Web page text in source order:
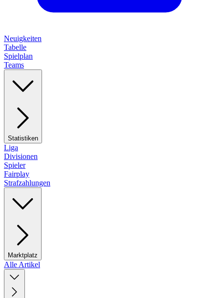
Neuigkeiten
Tabelle
Spielplan
Teams
Statistiken
Liga
Divisionen
Spieler
Fairplay
Strafzahlungen
Marktplatz
Alle Artikel